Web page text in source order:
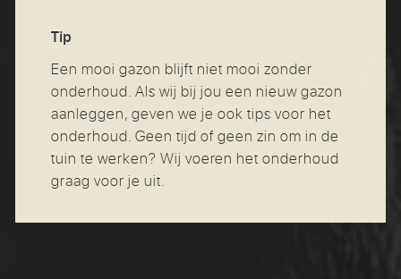
Tip
Een mooi gazon blijft niet mooi zonder
onderhoud. Als wij bij jou een nieuw gazon
aanleggen, geven we je ook tips voor het
onderhoud. Geen tijd of geen zin om in de
tuin te werken? Wij voeren het onderhoud
graag voor je uit.